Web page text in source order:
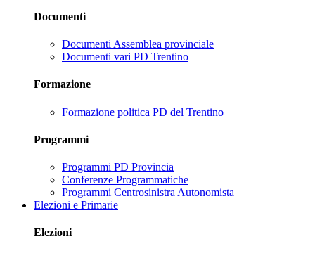
Documenti
Documenti Assemblea provinciale
Documenti vari PD Trentino
Formazione
Formazione politica PD del Trentino
Programmi
Programmi PD Provincia
Conferenze Programmatiche
Programmi Centrosinistra Autonomista
Elezioni e Primarie
Elezioni